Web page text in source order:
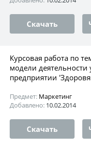
Скачать
Курсовая работа по
модели деятельности
предприятии
Предмет: Маркетинг
Добавлено: 10.02.2014
Скачать